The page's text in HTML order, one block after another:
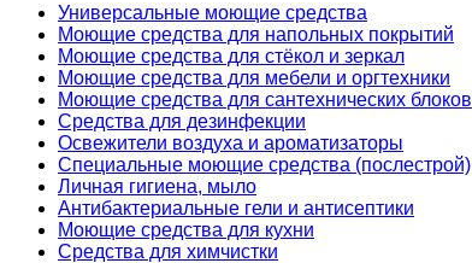
Универсальные моющие средства
Моющие средства для напольных покрытий
Моющие средства для стёкол и зеркал
Моющие средства для мебели и оргтехники
Моющие средства для сантехнических блоков
Средства для дезинфекции
Освежители воздуха и ароматизаторы
Специальные моющие средства (послестрой)
Личная гигиена, мыло
Антибактериальные гели и антисептики
Моющие средства для кухни
Средства для химчистки